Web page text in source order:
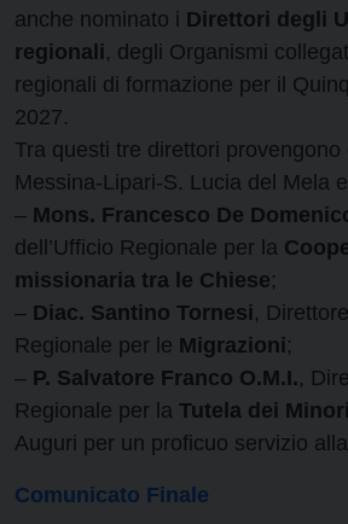
anche nominato i Direttori degli
regionali, degli Organismi
regionali di formazione per il
2027.
Tra questi tre direttori provengono
Messina-Lipari-S. Lucia del Mela
– Mons. Francesco De
dell’Ufficio Regionale per la
missionaria tra le Chiese;
– Diac. Santino Tornesi,
Regionale per le Migrazioni;
– P. Salvatore Franco O.M.I.,
Regionale per la Tutela dei Minori
Auguri per un proficuo servizio
Comunicato Finale